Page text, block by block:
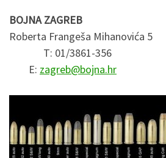
BOJNA ZAGREB
Roberta Frangeša
T: 01/
E: zagreb@bojna.hr